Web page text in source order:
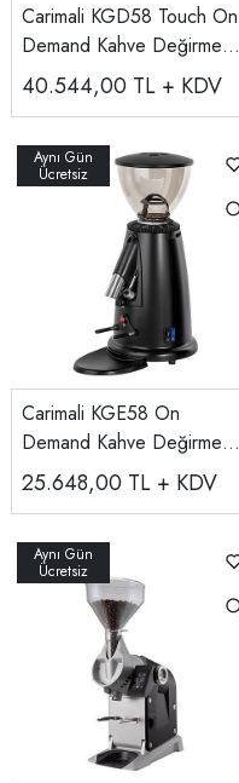
Carimali KGD58 Touch On
Demand Kahve Değirmeni,
58 mm
40.544,00 TL + KDV
Carimali KGE58 On
Demand Kahve Değirmeni,
58 mm, Siyah
25.648,00 TL + KDV